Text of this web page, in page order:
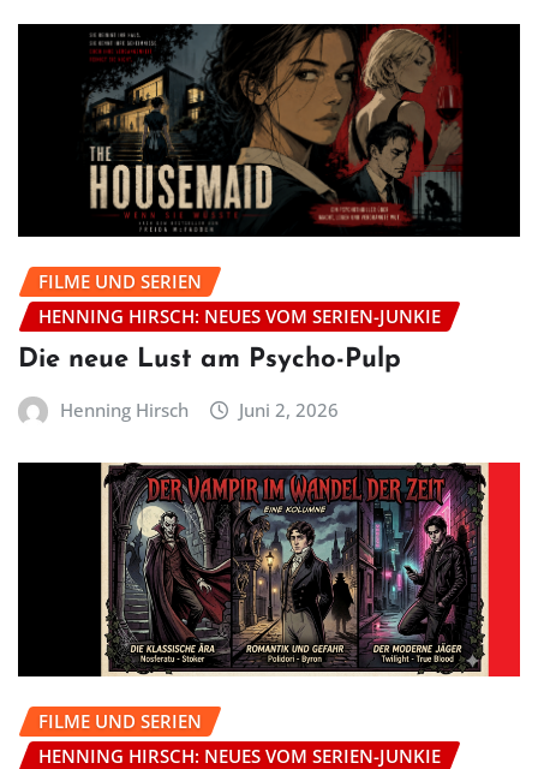
FILME UND SERIEN
HENNING HIRSCH: NEUES VOM SERIEN-JUNKIE
Die neue Lust am Psycho-Pulp
Henning Hirsch Juni 2, 2026
FILME UND SERIEN
HENNING HIRSCH: NEUES VOM SERIEN-JUNKIE